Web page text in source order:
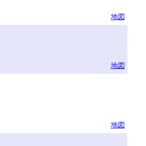
地図
地図
地図